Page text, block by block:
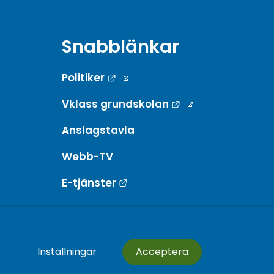
Snabblänkar
Politiker
Länk till annan webbplats.
Vklass grundskolan
Länk till annan
Anslagstavla
Webb-TV
E-tjänster
Inställningar Acceptera